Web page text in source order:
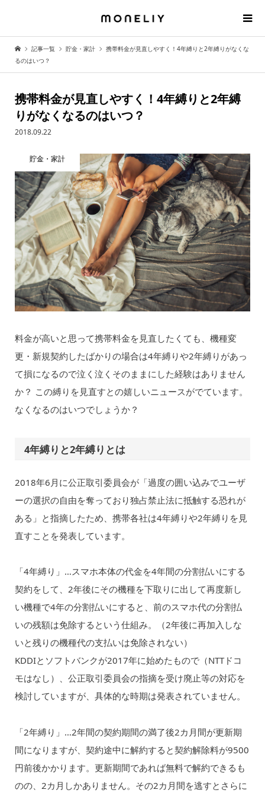
記事一覧 貯金・家計
携帯料金が見直しやすく！4年縛りと2年縛りがなくな
るのはいつ？
携帯料金が見直しやすく！4年縛りと2年縛
りがなくなるのはいつ？
2018.09.22
貯金・家計
料金が高いと思って携帯料金を見直したくても、機種変
更・新規契約したばかりの場合は4年縛りや2年縛りがあっ
て損になるので泣く泣くそのままにした経験はありません
か？ この縛りを見直すとの嬉しいニュースがでています。
なくなるのはいつでしょうか？
4年縛りと2年縛りとは
2018年6月に公正取引委員会が「過度の囲い込みでユーザ
ーの選択の自由を奪っており独占禁止法に抵触する恐れが
ある」と指摘したため、携帯各社は4年縛りや2年縛りを見
直すことを発表しています。
「4年縛り」…スマホ本体の代金を4年間の分割払いにする
契約をして、2年後にその機種を下取りに出して再度新し
い機種で4年の分割払いにすると、前のスマホ代の分割払
いの残額は免除するという仕組み。（2年後に再加入しな
いと残りの機種代の支払いは免除されない）
KDDIとソフトバンクが2017年に始めたもので（NTTドコ
モはなし）、公正取引委員会の指摘を受け廃止等の対応を
検討していますが、具体的な時期は発表されていません。
「2年縛り」…2年間の契約期間の満了後2カ月間が更新期
間になりますが、契約途中に解約すると契約解除料が9500
円前後かかります。更新期間であれば無料で解約できるも
のの、2カ月しかありません。その2カ月間を逃すとさらに